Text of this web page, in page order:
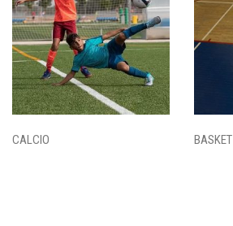
CALCIO BASKET